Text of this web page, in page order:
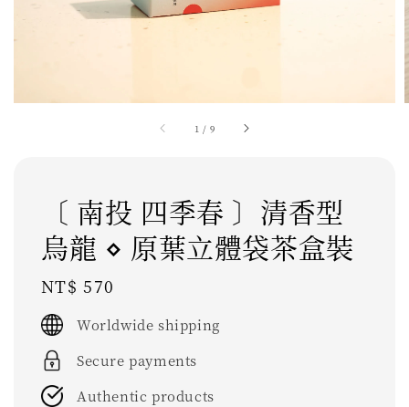
1 / 9
〔 南投 四季春 〕清香型
烏龍 ⋄ 原葉立體袋茶盒裝
Regular
price
NT$ 570
Worldwide shipping
Secure payments
Authentic products